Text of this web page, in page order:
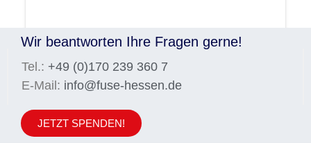
Wir beantworten Ihre Fragen gerne!
Tel.: +49 (0)170 239 360 7
E-Mail: info@fuse-hessen.de
JETZT SPENDEN!